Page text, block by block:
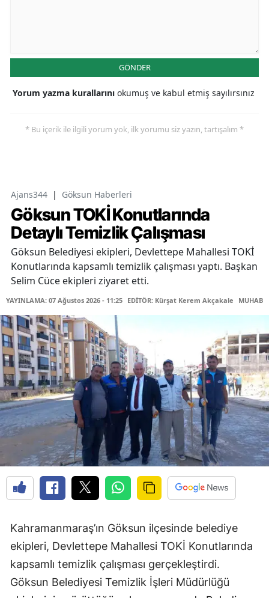
GÖNDER
Yorum yazma kurallarını okumuş ve kabul etmiş sayılırsınız
* Bu içerik ile ilgili yorum yok, ilk yorumu siz yazın, tartışalım *
Ajans344 | Göksun Haberleri
Göksun TOKİ Konutlarında
Detaylı Temizlik Çalışması
Göksun Belediyesi ekipleri, Devlettepe Mahallesi TOKİ
Konutlarında kapsamlı temizlik çalışması yaptı. Başkan
Selim Cüce ekipleri ziyaret etti.
YAYINLAMA: 07 Ağustos 2026 - 11:25 EDİTÖR: Kürşat Kerem Akçakale
Kahramanmaraş’ın Göksun ilçesinde belediye
ekipleri, Devlettepe Mahallesi TOKİ Konutlarında
kapsamlı temizlik çalışması gerçekleştirdi.
Göksun Belediyesi Temizlik İşleri Müdürlüğü